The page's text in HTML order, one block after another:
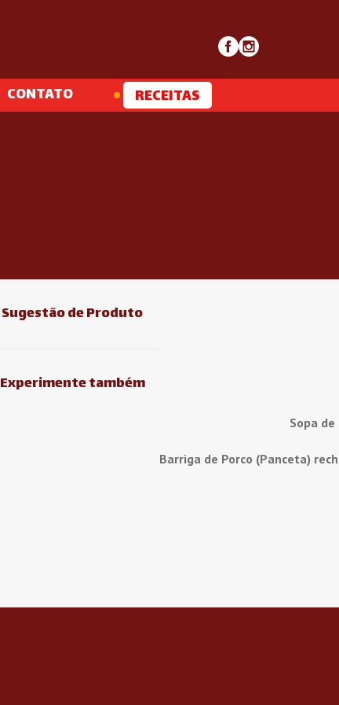
CONTATO RECEITAS
Sugestão de Produto
Experimente também
Sopa
Barriga de Porco (Panceta)